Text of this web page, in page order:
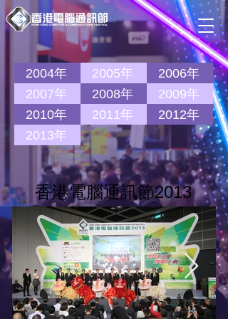
2004年 2005年
2006年
2007年
2008年
2009年
2010年
2011年
2012年
2013年
​香港電腦通訊節2013